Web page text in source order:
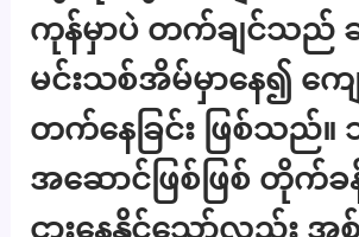
ကုန်မှာပဲ တက်ချင်သည်
မင်းသစ်အိမ်မှာနေ၍ ကျေ
တက်နေခြင်း ဖြစ်သည်
အဆောင်ဖြစ်ဖြစ် တိုက်ခန်
ငှားနေနိုင်သော်လည်း အ